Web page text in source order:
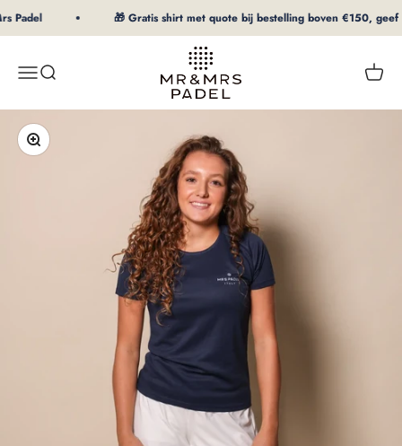
Naar inhoud
Padel 🎁 Gratis shirt met quote bij bestelling boven €150, geef
MenuZoeken
mrpadel.com
In-/uitzoomen